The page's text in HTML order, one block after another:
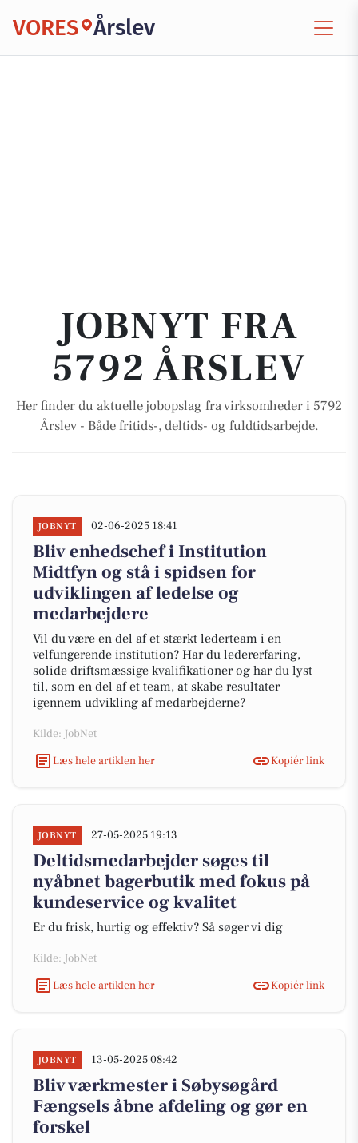
VORES Årslev
JOBNYT FRA
5792 ÅRSLEV
Her finder du aktuelle jobopslag fra virksomheder i 5792
Årslev - Både fritids-, deltids- og fuldtidsarbejde.
JOBNYT 02-06-2025 18:41
Bliv enhedschef i Institution
Midtfyn og stå i spidsen for
udviklingen af ledelse og
medarbejdere
Vil du være en del af et stærkt lederteam i en
velfungerende institution? Har du ledererfaring,
solide driftsmæssige kvalifikationer og har du lyst
til, som en del af et team, at skabe resultater
igennem udvikling af medarbejderne?
Kilde: JobNet
Læs hele artiklen her
Kopiér link
JOBNYT 27-05-2025 19:13
Deltidsmedarbejder søges til
nyåbnet bagerbutik med fokus på
kundeservice og kvalitet
Er du frisk, hurtig og effektiv? Så søger vi dig
Kilde: JobNet
Læs hele artiklen her
Kopiér link
JOBNYT 13-05-2025 08:42
Bliv værkmester i Søbysøgård
Fængsels åbne afdeling og gør en
forskel